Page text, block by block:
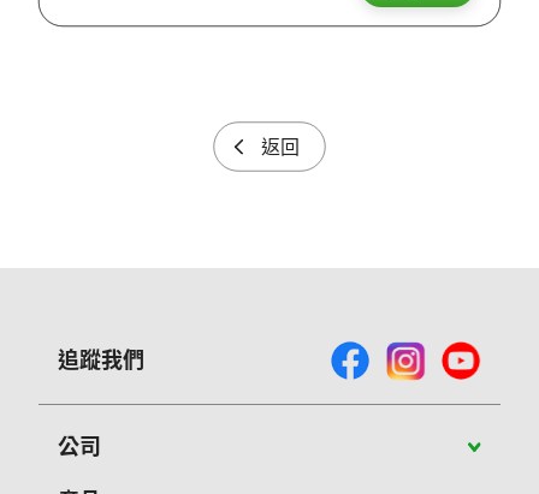
返回
追蹤我們
公司